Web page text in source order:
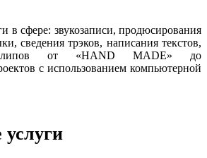
в сфере: звукозаписи, продюсирования
сведения трэков, написания текстов,
от «HAND MADE» до
с использованием компьютерной